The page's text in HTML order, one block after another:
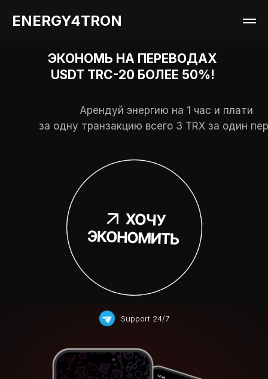
ENERGY4TRONENERGY4TRON
Арендуй энергию на 1 час и плати
за одну транзакцию всего 3 TRX за один
ЭКОНОМЬ НА ПЕРЕВОДАХ
USDT TRC-20 БОЛЕЕ 50%!
Support 24/7